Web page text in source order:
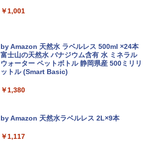
【マラソンセール期間中ポイント5倍】中
古ノートパソコン 第11世代 Core i5 メモ
リ16GB M.2 SSD256GB 13.3インチ フ
Wi-Fi Bluetooth Windows11 東芝 dyna
￥22,800
中古パソコン | HP | ProOne 600 G4 All-i
n-One | Windows11 | 一体型 | 一年保証
| 第8世代 | Core i5 8500T 2.1(～最大3.5)
GHz | MEM:8GB | SSD:256GB(新品) | D
蔵 | フルHD | Win11Pro64Bit | ACアダプ
￥23,980
￥1,000
Yoothi 互換品 液晶 14.0インチ Dell Lati
tude 14 3410 P129G P129G001 P129G
002 タッチ非搭載 対応 FullHD 1920x10
80 IPS LED LCD 液晶ディスプレイ 修理
【お買い物マラソ開催中！P最大31.5%還
￥8,580
公式テキスト 年金アドバイザー3級 2
￥2,530
Anker Soundcore P31i ブラック
￥4,990
ラック
￥14,990
￥250
BRUCE WAYNE feat. Flo Milli, ATL Jacob
[Explicit]
￥250
￥1,001
by Amazon 天然水 ラベルレス 500ml ×24本
富士山の天然水 バナジウム含有 水 ミネラル
ウォーター ペットボトル 静岡県産 500ミリリ
ットル (Smart Basic)
￥1,380
by Amazon 天然水ラベルレス 2L×9本
￥1,117